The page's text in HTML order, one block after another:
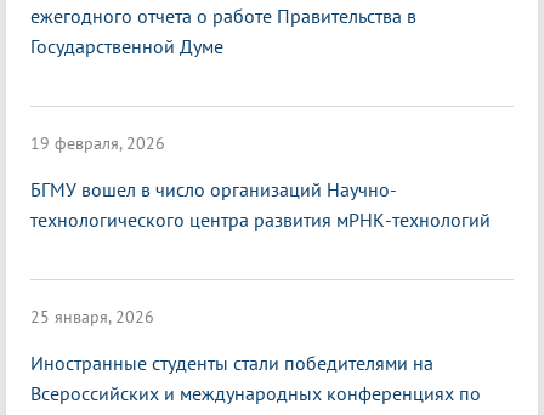
ежегодного отчета о работе Правительства в
Государственной Думе
19 февраля, 2026
БГМУ вошел в число организаций Научно-
технологического центра развития мРНК-технологий
25 января, 2026
Иностранные студенты стали победителями на
Всероссийских и международных конференциях по